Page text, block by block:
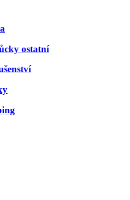
ostatní